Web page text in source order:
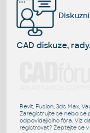
CAD diskuze,
Revit, Fusion, 3ds Max,
Zaregistrujte se nebo se
odpovídajícího fóra. Viz
registrovat? Zeptejte se